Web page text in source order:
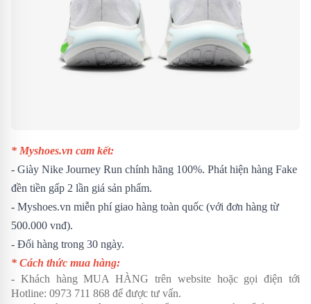
* Myshoes.vn cam kết:
- Giày Nike Journey Run chính hãng 100%. Phát hiện hàng Fake
đền tiền gấp 2 lần giá sản phẩm.
- Myshoes.vn miễn phí giao hàng toàn quốc (với đơn hàng từ
500.000 vnđ).
- Đổi hàng trong 30 ngày.
* Cách thức mua hàng:
- Khách hàng MUA HÀNG trên website hoặc gọi điện tới
Hotline: 0973 711 868 để được tư vấn.